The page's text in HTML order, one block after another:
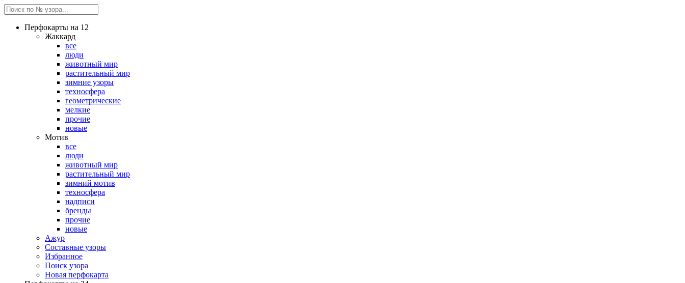
Перфокарты на 12
Жаккард
все
люди
животный мир
растительный мир
зимние узоры
техносфера
геометрические
мелкие
прочие
новые
Мотив
все
люди
животный мир
растительный мир
зимний мотив
техносфера
надписи
бренды
прочие
новые
Ажур
Составные узоры
Избранное
Поиск узора
Новая перфокарта